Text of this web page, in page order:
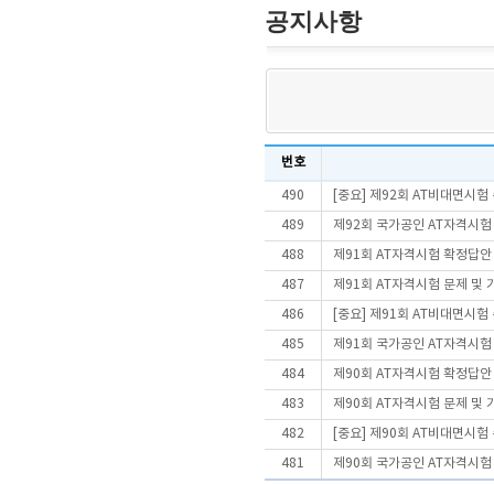
공지사항
번호
490 [중요] 제92회 AT비대면시험
489 제92회 국가공인 AT자격시
488 제91회 AT자격시험 확정답
487 제91회 AT자격시험 문제 및
486 [중요] 제91회 AT비대면시험
485 제91회 국가공인 AT자격시
484 제90회 AT자격시험 확정답
483 제90회 AT자격시험 문제 및
482 [중요] 제90회 AT비대면시험
481 제90회 국가공인 AT자격시